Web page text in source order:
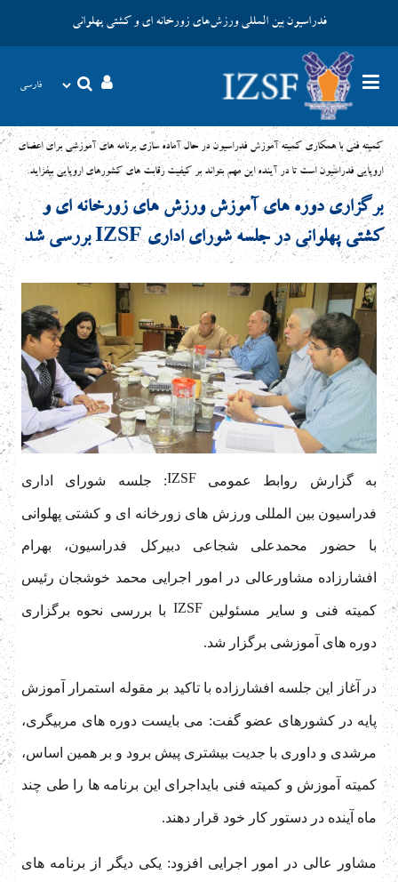
فدراسیون بین المللی ورزش‌های زورخانه ای و کشتی پهلوانی
کمیته فنی با همکاری کمیته آموزش فدراسیون در حال آماده سازی برنامه های آموزشی برای اعضای
اروپایی فدراسیون است تا در آینده این مهم بتواند بر کیفیت رقابت های کشورهای اروپایی بیفزاید.
برگزاری دوره های آموزش ورزش های زورخانه ای و
کشتی پهلوانی در جلسه شورای اداری IZSF بررسی شد
به گزارش روابط عمومیIZSF: جلسه شورای اداری
فدراسیون بین المللی ورزش های زورخانه ای و کشتی پهلوانی
با حضور محمدعلی شجاعی دبیرکل فدراسیون، بهرام
افشارزاده مشاورعالی در امور اجرایی محمد خوشجان رئیس
کمیته فنی و سایر مسئولینIZSF با بررسی نحوه برگزاری
دوره های آموزشی برگزار شد.
در آغاز این جلسه افشارزاده با تاکید بر مقوله استمرار آموزش
پایه در کشورهای عضو گفت: می بایست دوره های مربیگری،
مرشدی و داوری با جدیت بیشتری پیش برود و بر همین اساس،
کمیته آموزش و کمیته فنی بایداجرای این برنامه ها را طی چند
ماه آینده در دستور کار خود قرار دهند.
مشاور عالی در امور اجرایی افزود: یکی دیگر از برنامه های